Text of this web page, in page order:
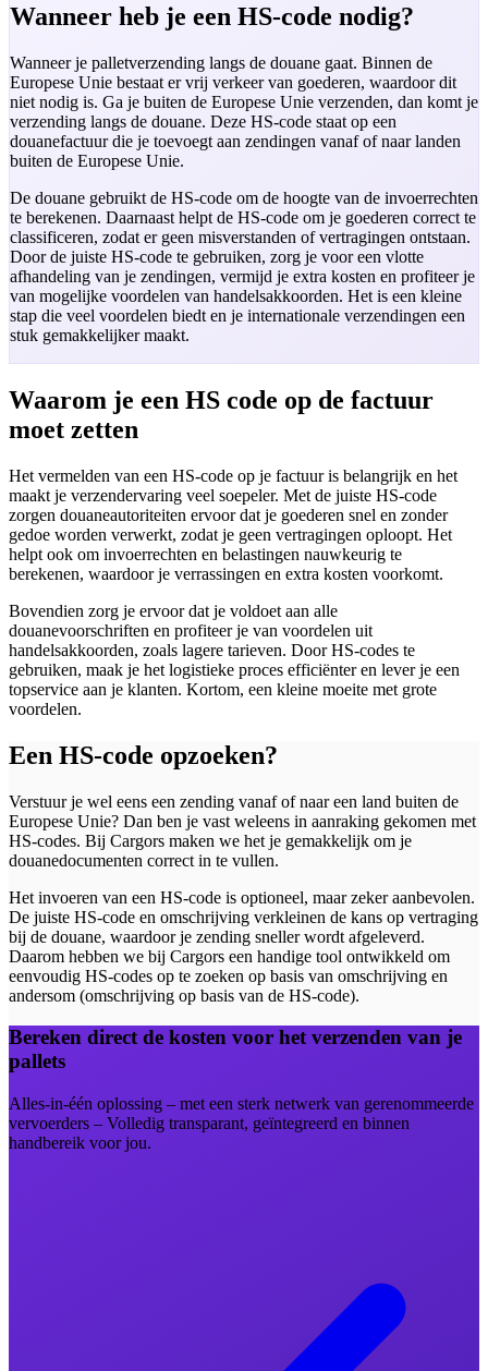
Wanneer heb je een HS-code nodig?
Wanneer je palletverzending langs de douane gaat. Binnen de
Europese Unie bestaat er vrij verkeer van goederen, waardoor dit
niet nodig is. Ga je buiten de Europese Unie verzenden, dan komt je
verzending langs de douane. Deze HS-code staat op een
douanefactuur die je toevoegt aan zendingen vanaf of naar landen
buiten de Europese Unie.
De douane gebruikt de HS-code om de hoogte van de invoerrechten
te berekenen. Daarnaast helpt de HS-code om je goederen correct te
classificeren, zodat er geen misverstanden of vertragingen ontstaan.
Door de juiste HS-code te gebruiken, zorg je voor een vlotte
afhandeling van je zendingen, vermijd je extra kosten en profiteer je
van mogelijke voordelen van handelsakkoorden. Het is een kleine
stap die veel voordelen biedt en je internationale verzendingen een
stuk gemakkelijker maakt.
Waarom je een HS code op de factuur
moet zetten
Het vermelden van een HS-code op je factuur is belangrijk en het
maakt je verzendervaring veel soepeler. Met de juiste HS-code
zorgen douaneautoriteiten ervoor dat je goederen snel en zonder
gedoe worden verwerkt, zodat je geen vertragingen oploopt. Het
helpt ook om invoerrechten en belastingen nauwkeurig te
berekenen, waardoor je verrassingen en extra kosten voorkomt.
Bovendien zorg je ervoor dat je voldoet aan alle
douanevoorschriften en profiteer je van voordelen uit
handelsakkoorden, zoals lagere tarieven. Door HS-codes te
gebruiken, maak je het logistieke proces efficiënter en lever je een
topservice aan je klanten. Kortom, een kleine moeite met grote
voordelen.
Een HS-code opzoeken?
Verstuur je wel eens een zending vanaf of naar een land buiten de
Europese Unie? Dan ben je vast weleens in aanraking gekomen met
HS-codes. Bij Cargors maken we het je gemakkelijk om je
douanedocumenten correct in te vullen.
Het invoeren van een HS-code is optioneel, maar zeker aanbevolen.
De juiste HS-code en omschrijving verkleinen de kans op vertraging
bij de douane, waardoor je zending sneller wordt afgeleverd.
Daarom hebben we bij Cargors een handige tool ontwikkeld om
eenvoudig HS-codes op te zoeken op basis van omschrijving en
andersom (omschrijving op basis van de HS-code).
Bereken direct de kosten voor het verzenden van je
pallets
Alles-in-één oplossing – met een sterk netwerk van gerenommeerde
vervoerders – Volledig transparant, geïntegreerd en binnen
handbereik voor jou.